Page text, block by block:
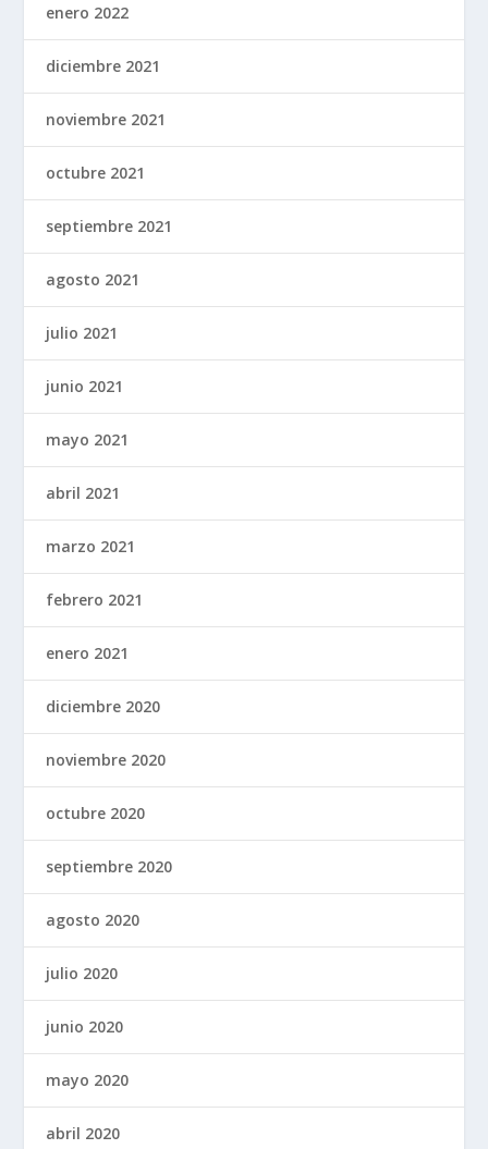
enero 2022
diciembre 2021
noviembre 2021
octubre 2021
septiembre 2021
agosto 2021
julio 2021
junio 2021
mayo 2021
abril 2021
marzo 2021
febrero 2021
enero 2021
diciembre 2020
noviembre 2020
octubre 2020
septiembre 2020
agosto 2020
julio 2020
junio 2020
mayo 2020
abril 2020